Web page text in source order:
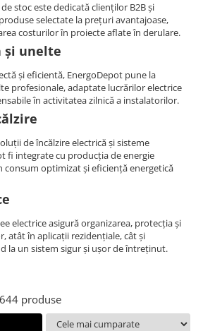
stoc este dedicată clienților B2B și
selectate la prețuri avantajoase,
costurilor în proiecte aflate în derulare.
și unelte
și eficientă, EnergoDepot pune la
profesionale, adaptate lucrărilor electrice
în activitatea zilnică a instalatorilor.
de încălzire electrică și sisteme
fi integrate cu producția de energie
optimizat și eficiență energetică
electrice asigură organizarea, protecția și
atât în aplicații rezidențiale, cât și
la un sistem sigur și ușor de întreținut.
produse